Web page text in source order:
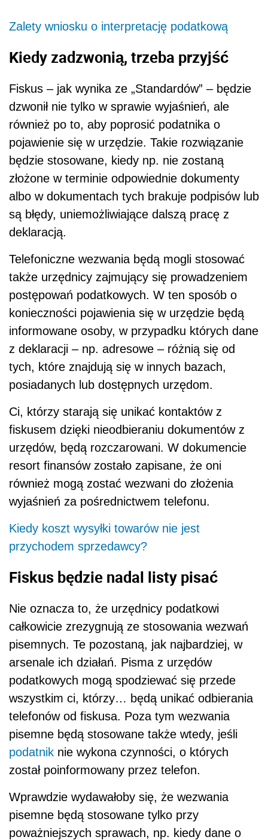
Zalety wniosku o interpretację podatkową
Kiedy zadzwonią, trzeba przyjść
Fiskus – jak wynika ze „Standardów” – będzie
dzwonił nie tylko w sprawie wyjaśnień, ale
również po to, aby poprosić podatnika o
pojawienie się w urzędzie. Takie rozwiązanie
będzie stosowane, kiedy np. nie zostaną
złożone w terminie odpowiednie dokumenty
albo w dokumentach tych brakuje podpisów lub
są błędy, uniemożliwiające dalszą pracę z
deklaracją.
Telefoniczne wezwania będą mogli stosować
także urzędnicy zajmujący się prowadzeniem
postępowań podatkowych. W ten sposób o
konieczności pojawienia się w urzędzie będą
informowane osoby, w przypadku których dane
z deklaracji – np. adresowe – różnią się od
tych, które znajdują się w innych bazach,
posiadanych lub dostępnych urzędom.
Ci, którzy starają się unikać kontaktów z
fiskusem dzięki nieodbieraniu dokumentów z
urzędów, będą rozczarowani. W dokumencie
resort finansów zostało zapisane, że oni
również mogą zostać wezwani do złożenia
wyjaśnień za pośrednictwem telefonu.
Kiedy koszt wysyłki towarów nie jest
przychodem sprzedawcy?
Fiskus będzie nadal listy pisać
Nie oznacza to, że urzędnicy podatkowi
całkowicie zrezygnują ze stosowania wezwań
pisemnych. Te pozostaną, jak najbardziej, w
arsenale ich działań. Pisma z urzędów
podatkowych mogą spodziewać się przede
wszystkim ci, którzy… będą unikać odbierania
telefonów od fiskusa. Poza tym wezwania
pisemne będą stosowane także wtedy, jeśli
podatnik nie wykona czynności, o których
został poinformowany przez telefon.
Wprawdzie wydawałoby się, że wezwania
pisemne będą stosowane tylko przy
poważniejszych sprawach, np. kiedy dane o